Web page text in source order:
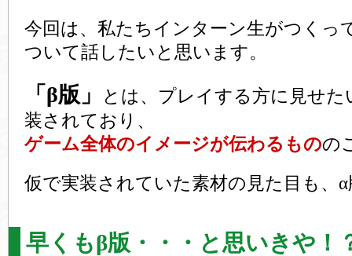
今回は、私たちインターン生がつくっ
ついて話したいと思います。
「β版」
とは、プレイする方に見せ
装されており、
ゲーム全体のイメージが伝わるものの
仮で実装されていた素材の見た目も、
早くもβ版・・・と思いきや！